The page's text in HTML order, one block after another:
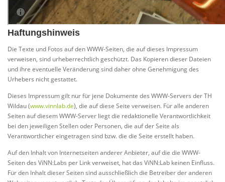
Haftungshinweis
Die Texte und Fotos auf den WWW-Seiten, die auf dieses Impressum
verweisen, sind urheberrechtlich geschützt. Das Kopieren dieser Dateien
und ihre eventuelle Veränderung sind daher ohne Genehmigung des
Urhebers nicht gestattet.
Dieses Impressum gilt nur für jene Dokumente des WWW-Servers der TH
Wildau (www.vinnlab.de), die auf diese Seite verweisen. Für alle anderen
Seiten auf diesem WWW-Server liegt die redaktionelle Verantwortlichkeit
bei den jeweiligen Stellen oder Personen, die auf der Seite als
Verantwortlicher eingetragen sind bzw. die die Seite erstellt haben.
Auf den Inhalt von Internetseiten anderer Anbieter, auf die die WWW-
Seiten des ViNN:Labs per Link verweiset, hat das ViNN:Lab keinen Einfluss.
Für den Inhalt dieser Seiten sind ausschließlich die Betreiber der anderen